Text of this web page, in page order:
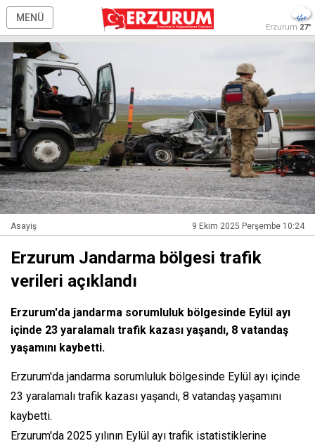
MENÜ
Erzurum 27°
Asayiş 9 Ekim 2025 Perşembe 10:24
Erzurum Jandarma bölgesi trafik
verileri açıklandı
Erzurum'da jandarma sorumluluk bölgesinde Eylül ayı
içinde 23 yaralamalı trafik kazası yaşandı, 8 vatandaş
yaşamını kaybetti.
Erzurum'da jandarma sorumluluk bölgesinde Eylül ayı içinde
23 yaralamalı trafik kazası yaşandı, 8 vatandaş yaşamını
kaybetti.
Erzurum'da 2025 yılının Eylül ayı trafik istatistiklerine